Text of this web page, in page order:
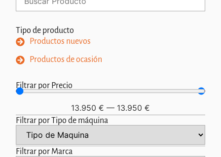
Tipo de producto
Productos nuevos
Productos de ocasión
Filtrar por Precio
13.950 € — 13.950 €
Filtrar por Tipo de máquina
Filtrar por Marca